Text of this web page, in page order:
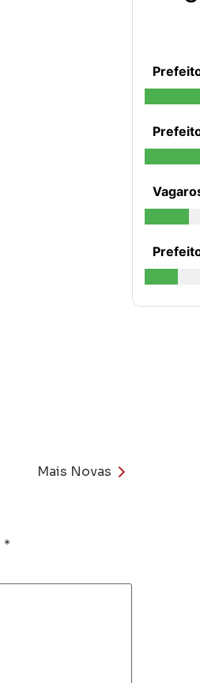
Mais Novas
*